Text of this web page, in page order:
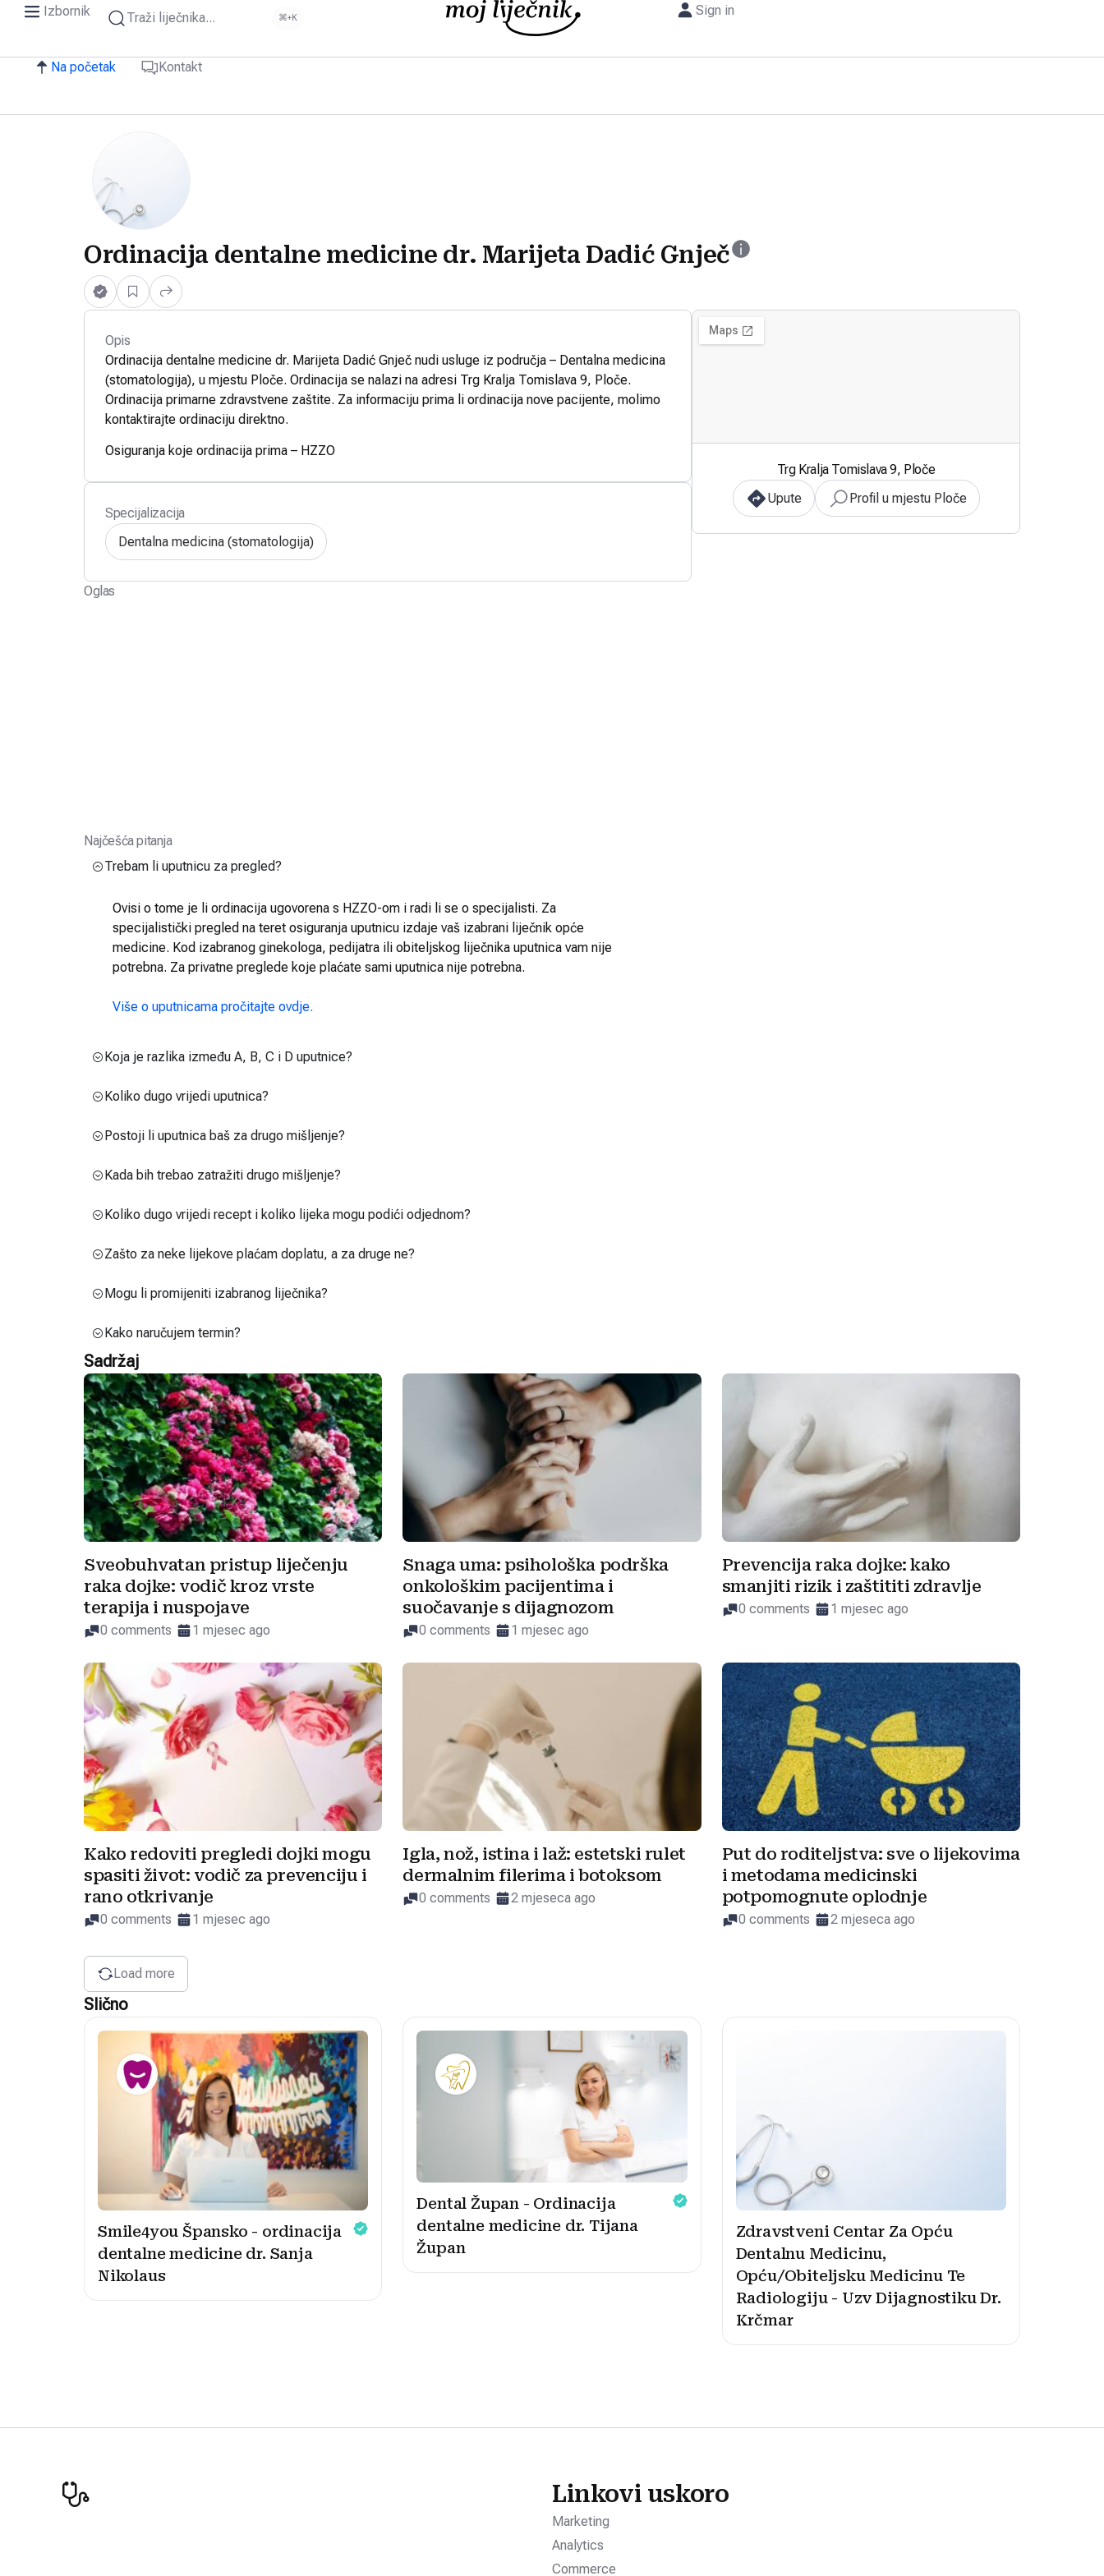
Izbornik Traži liječnika... ⌘+K Sign in
Na početak Kontakt
Ordinacija dentalne medicine dr. Marijeta Dadić Gnječ
Opis
Ordinacija dentalne medicine dr. Marijeta Dadić Gnječ nudi usluge iz područja – Dentalna medicina
(stomatologija), u mjestu Ploče. Ordinacija se nalazi na adresi Trg Kralja Tomislava 9, Ploče.
Ordinacija primarne zdravstvene zaštite. Za informaciju prima li ordinacija nove pacijente, molimo
kontaktirajte ordinaciju direktno.
Osiguranja koje ordinacija prima – HZZO
Specijalizacija
Dentalna medicina (stomatologija)
Oglas
Trg Kralja Tomislava 9, Ploče
Upute
Profil u mjestu Ploče
Najčešća pitanja
Trebam li uputnicu za pregled?
Ovisi o tome je li ordinacija ugovorena s HZZO-om i radi li se o specijalisti. Za
specijalistički pregled na teret osiguranja uputnicu izdaje vaš izabrani liječnik opće
medicine. Kod izabranog ginekologa, pedijatra ili obiteljskog liječnika uputnica vam nije
potrebna. Za privatne preglede koje plaćate sami uputnica nije potrebna.
Više o uputnicama pročitajte ovdje.
Koja je razlika između A, B, C i D uputnice?
Koliko dugo vrijedi uputnica?
Postoji li uputnica baš za drugo mišljenje?
Kada bih trebao zatražiti drugo mišljenje?
Koliko dugo vrijedi recept i koliko lijeka mogu podići odjednom?
Zašto za neke lijekove plaćam doplatu, a za druge ne?
Mogu li promijeniti izabranog liječnika?
Kako naručujem termin?
Sadržaj
Sveobuhvatan pristup liječenju
raka dojke: vodič kroz vrste
terapija i nuspojave
0 comments 1 mjesec ago
Snaga uma: psihološka podrška
onkološkim pacijentima i
suočavanje s dijagnozom
0 comments 1 mjesec ago
Prevencija raka dojke: kako
smanjiti rizik i zaštititi zdravlje
0 comments 1 mjesec ago
Kako redoviti pregledi dojki mogu
spasiti život: vodič za prevenciju i
rano otkrivanje
0 comments 1 mjesec ago
Igla, nož, istina i laž: estetski rulet
dermalnim filerima i botoksom
0 comments 2 mjeseca ago
Put do roditeljstva: sve o lijekovima
i metodama medicinski
potpomognute oplodnje
0 comments 2 mjeseca ago
Load more
Slično
Smile4you Špansko - ordinacija
dentalne medicine dr. Sanja
Nikolaus
Dental Župan - Ordinacija
dentalne medicine dr. Tijana
Župan
Zdravstveni Centar Za Opću
Dentalnu Medicinu,
Opću/Obiteljsku Medicinu Te
Radiologiju - Uzv Dijagnostiku Dr.
Krčmar
Linkovi uskoro
Marketing
Analytics
Commerce